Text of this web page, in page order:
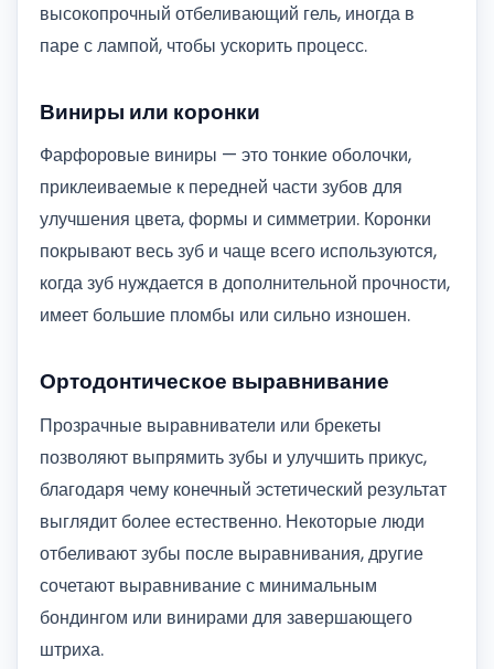
высокопрочный отбеливающий гель, иногда в
паре с лампой, чтобы ускорить процесс.
Виниры или коронки
Фарфоровые виниры — это тонкие оболочки,
приклеиваемые к передней части зубов для
улучшения цвета, формы и симметрии. Коронки
покрывают весь зуб и чаще всего используются,
когда зуб нуждается в дополнительной прочности,
имеет большие пломбы или сильно изношен.
Ортодонтическое выравнивание
Прозрачные выравниватели или брекеты
позволяют выпрямить зубы и улучшить прикус,
благодаря чему конечный эстетический результат
выглядит более естественно. Некоторые люди
отбеливают зубы после выравнивания, другие
сочетают выравнивание с минимальным
бондингом или винирами для завершающего
штриха.